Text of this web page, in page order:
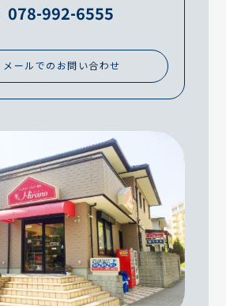
078-992-6555
メールでのお問い合わせ